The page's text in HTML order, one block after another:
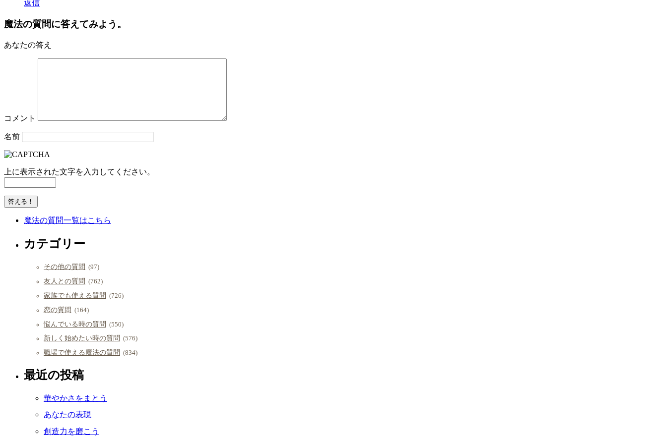
返信
魔法の質問に答えてみよう。
あなたの答え
コメント
名前
上に表示された文字を入力してください。
魔法の質問一覧はこちら
カテゴリー
その他の質問 (97)
友人との質問 (762)
家族でも使える質問 (726)
恋の質問 (164)
悩んでいる時の質問 (550)
新しく始めたい時の質問 (576)
職場で使える魔法の質問 (834)
最近の投稿
華やかさをまとう
あなたの表現
創造力を磨こう